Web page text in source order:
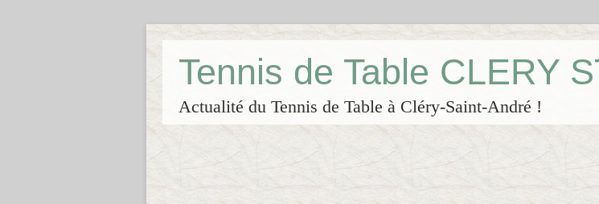
Tennis de Table CLERY
Actualité du Tennis de Table à Cléry-Saint-André !